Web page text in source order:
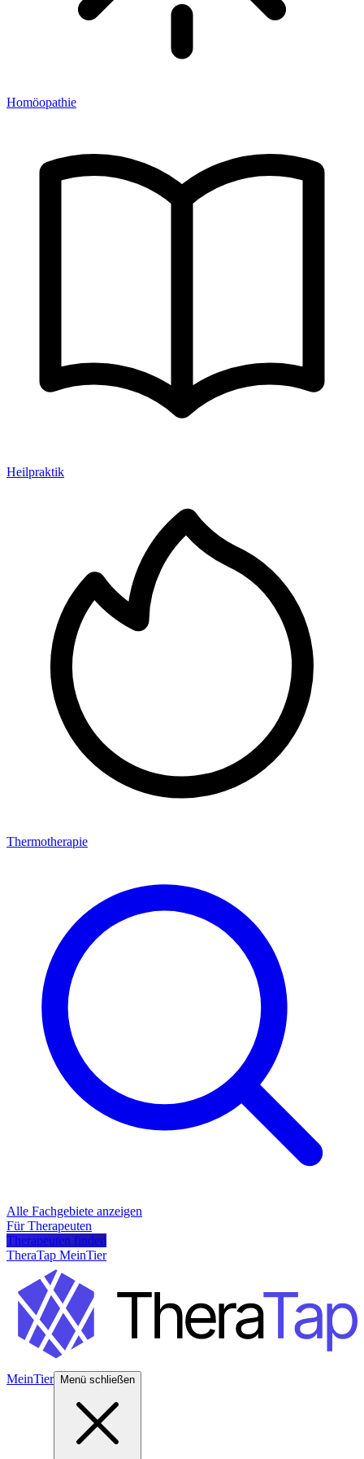
Homöopathie
Heilpraktik
Thermotherapie
Alle Fachgebiete anzeigen
Für Therapeuten
Therapeuten finden
TheraTap MeinTier
MeinTier Menü schließen